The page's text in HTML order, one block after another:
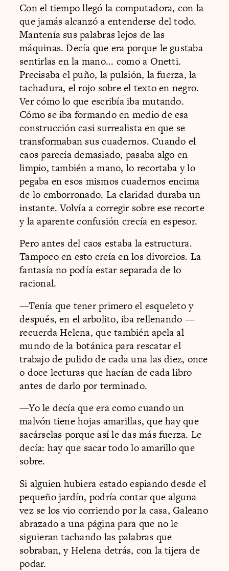
Con el tiempo llegó la computadora, con la
que jamás alcanzó a entenderse del todo.
Mantenía sus palabras lejos de las
máquinas. Decía que era porque le gustaba
sentirlas en la mano... como a Onetti.
Precisaba el puño, la pulsión, la fuerza, la
tachadura, el rojo sobre el texto en negro.
Ver cómo lo que escribía iba mutando.
Cómo se iba formando en medio de esa
construcción casi surrealista en que se
transformaban sus cuadernos. Cuando el
caos parecía demasiado, pasaba algo en
limpio, también a mano, lo recortaba y lo
pegaba en esos mismos cuadernos encima
de lo emborronado. La claridad duraba un
instante. Volvía a corregir sobre ese recorte
y la aparente confusión crecía en espesor.
Pero antes del caos estaba la estructura.
Tampoco en esto creía en los divorcios. La
fantasía no podía estar separada de lo
racional.
—Tenía que tener primero el esqueleto y
después, en el arbolito, iba rellenando —
recuerda Helena, que también apela al
mundo de la botánica para rescatar el
trabajo de pulido de cada una las diez, once
o doce lecturas que hacían de cada libro
antes de darlo por terminado.
—Yo le decía que era como cuando un
malvón tiene hojas amarillas, que hay que
sacárselas porque así le das más fuerza. Le
decía: hay que sacar todo lo amarillo que
sobre.
Si alguien hubiera estado espiando desde el
pequeño jardín, podría contar que alguna
vez se los vio corriendo por la casa, Galeano
abrazado a una página para que no le
siguieran tachando las palabras que
sobraban, y Helena detrás, con la tijera de
podar.